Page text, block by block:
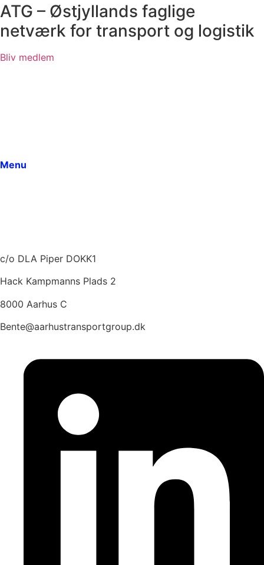
ATG – Østjyllands faglige
netværk for transport og logistik
Bliv medlem
Menu
c/o DLA Piper DOKK1
Hack Kampmanns Plads 2
8000 Aarhus C
Bente@aarhustransportgroup.dk